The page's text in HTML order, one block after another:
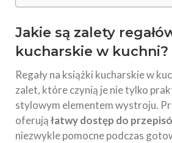
Jakie są zalety
kucharskie w kuchni?
Regały na książki kucharskie w
zalet, które czynią je nie tylko
stylowym elementem wystroju.
oferująłatwy dostęp do
niezwykle pomocne podczas